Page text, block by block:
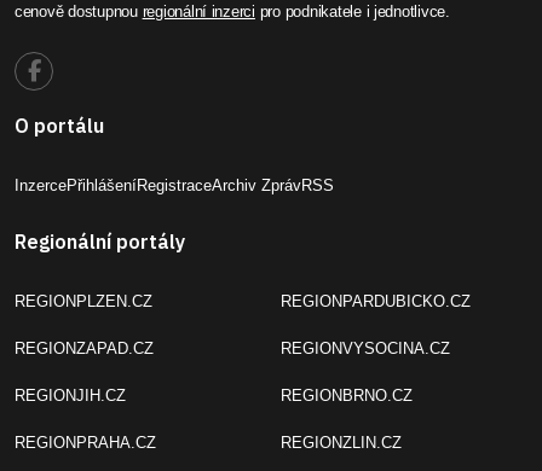
cenově dostupnou regionální inzerci pro podnikatele i jednotlivce.
O portálu
InzercePřihlášeníRegistraceArchiv ZprávRSS
Regionální portály
REGIONPLZEN.CZ
REGIONZAPAD.CZ
REGIONJIH.CZ
REGIONPRAHA.CZ
REGIONPARDUBICKO.CZ
REGIONVYSOCINA.CZ
REGIONBRNO.CZ
REGIONZLIN.CZ